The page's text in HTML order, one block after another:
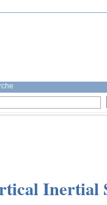
Inertial